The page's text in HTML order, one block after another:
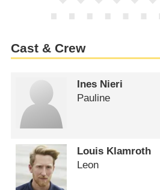
Cast & Crew
Ines Nieri
Pauline
Louis Klamroth
Leon